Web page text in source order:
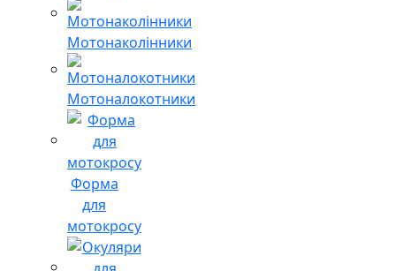
Мотонаколінники
Мотоналокотники
Форма
для
мотокросу